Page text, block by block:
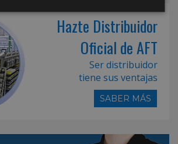
Hazte Distribuidor
Oficial de AFT
Ser distribuidor
tiene sus ventajas
SABER MÁS